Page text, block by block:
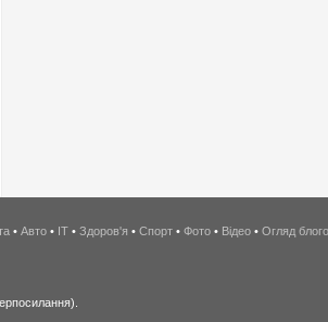
• Авто • IT • Здоров'я • Спорт • Фото • Відео • Огляд